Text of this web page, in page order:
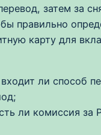
затем за
правильно
карту для
ли способ
ли комиссия за